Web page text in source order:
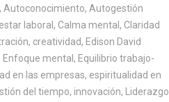
, Autoconocimiento, Autogestión
laboral , Calma mental , Claridad
, creatividad, Edison David
Enfoque mental , Equilibrio trabajo-
en las empresas, espiritualidad en
del tiempo, innovación,
Liderazgo